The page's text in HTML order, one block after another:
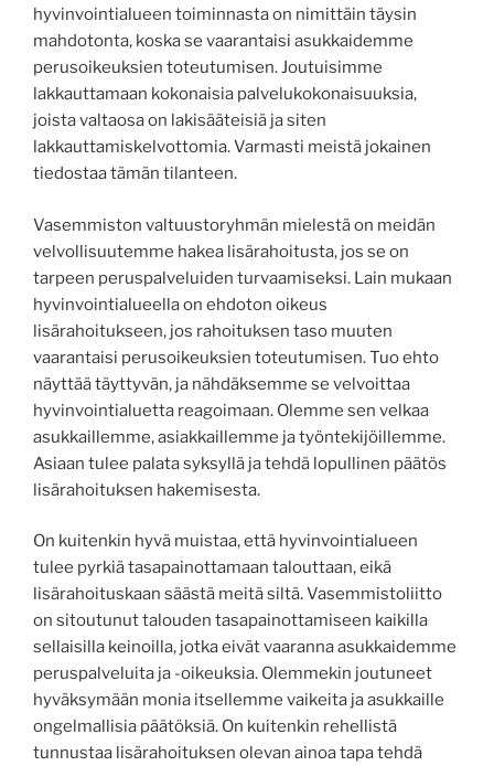
hyvinvointialueen toiminnasta on nimittäin täysin
mahdotonta, koska se vaarantaisi asukkaidemme
perusoikeuksien toteutumisen. Joutuisimme
lakkauttamaan kokonaisia palvelukokonaisuuksia,
joista valtaosa on lakisääteisiä ja siten
lakkauttamiskelvottomia. Varmasti meistä jokainen
tiedostaa tämän tilanteen.
Vasemmiston valtuustoryhmän mielestä on meidän
velvollisuutemme hakea lisärahoitusta, jos se on
tarpeen peruspalveluiden turvaamiseksi. Lain mukaan
hyvinvointialueella on ehdoton oikeus
lisärahoitukseen, jos rahoituksen taso muuten
vaarantaisi perusoikeuksien toteutumisen. Tuo ehto
näyttää täyttyvän, ja nähdäksemme se velvoittaa
hyvinvointialuetta reagoimaan. Olemme sen velkaa
asukkaillemme, asiakkaillemme ja työntekijöillemme.
Asiaan tulee palata syksyllä ja tehdä lopullinen päätös
lisärahoituksen hakemisesta.
On kuitenkin hyvä muistaa, että hyvinvointialueen
tulee pyrkiä tasapainottamaan talouttaan, eikä
lisärahoituskaan säästä meitä siltä. Vasemmistoliitto
on sitoutunut talouden tasapainottamiseen kaikilla
sellaisilla keinoilla, jotka eivät vaaranna asukkaidemme
peruspalveluita ja -oikeuksia. Olemmekin joutuneet
hyväksymään monia itsellemme vaikeita ja asukkaille
ongelmallisia päätöksiä. On kuitenkin rehellistä
tunnustaa lisärahoituksen olevan ainoa tapa tehdä